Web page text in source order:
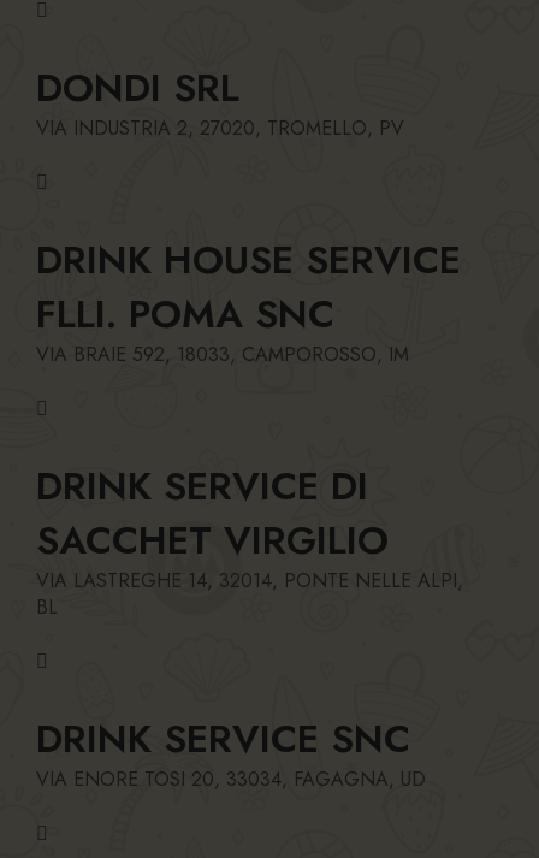
DONDI SRL
VIA INDUSTRIA 2, 27020, TROMELLO, PV
DRINK HOUSE SERVICE
FLLI. POMA SNC
VIA BRAIE 592, 18033, CAMPOROSSO, IM
DRINK SERVICE DI
SACCHET VIRGILIO
VIA LASTREGHE 14, 32014, PONTE NELLE ALPI,
BL
DRINK SERVICE SNC
VIA ENORE TOSI 20, 33034, FAGAGNA, UD